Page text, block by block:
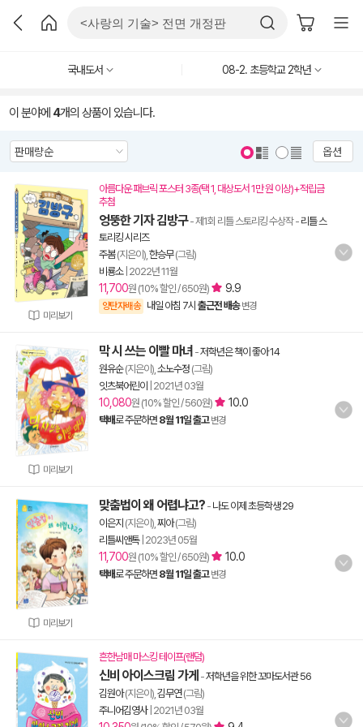
국내도서 08-2. 초등학교 2학년
이 분야에 4개의 상품이 있습니다.
옵션
미리보기
아름다운 패브릭 포스터 3종(택 1, 대상도서 1만 원 이상)+적립금
추첨
엉뚱한 기자 김방구- 제1회 리틀 스토리킹 수상작- 리틀 스
토리킹 시리즈
주봄(지은이), 한승무(그림)
비룡소| 2022년 11월
11,700원 (10% 할인 / 650원) 9.9
양탄자배송 내일 아침 7시 출근전 배송 변경
미리보기
막 시 쓰는 이빨 마녀 -저학년은 책이 좋아 14
원유순(지은이), 소노수정 (그림)
잇츠북어린이
2021년 03월
10,080원 (10% 할인 / 560원) 10.0
택배로 주문하면 8월 11일 출고 변경
미리보기
맞춤법이 왜 어렵냐고? - 나도 이제 초등학생 29
이은지 (지은이), 찌아(그림)
리틀씨앤톡| 2023년 05월
11,700원 (10% 할인 / 650원) 10.0
택배로 주문하면 8월 11일 출고 변경
흔한남매 마스킹 테이프(랜덤)
신비 아이스크림 가게 -저학년을 위한 꼬마도서관 56
김원아(지은이), 김무연(그림)
주니어김영사| 2021년 03월